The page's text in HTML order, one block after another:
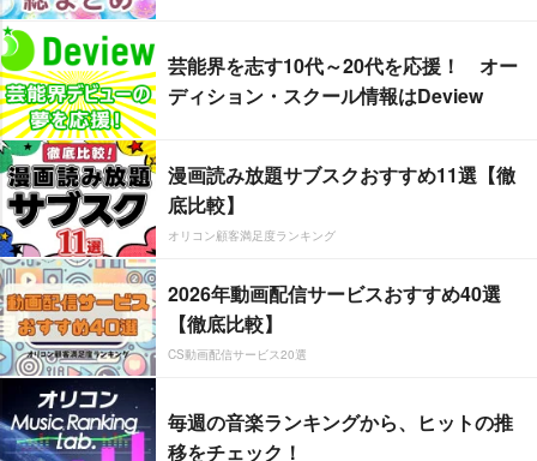
芸能界を志す10代～20代を応援！ オー
ディション・スクール情報はDeview
漫画読み放題サブスクおすすめ11選【徹
底比較】
オリコン顧客満足度ランキング
2026年動画配信サービスおすすめ40選
【徹底比較】
CS動画配信サービス20選
毎週の音楽ランキングから、ヒットの推
移をチェック！